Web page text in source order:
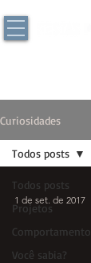
Curiosidades
Todos posts
Projetos
Comportamento
Você sabia?
Todos posts
1 de set. de 2017